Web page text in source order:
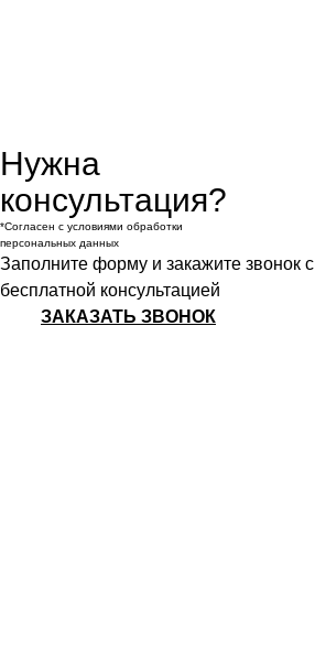
Нужна
консультация?
*Согласен с условиями обработки
персональных данных
Заполните форму и закажите звонок с
бесплатной консультацией
ЗАКАЗАТЬ ЗВОНОК